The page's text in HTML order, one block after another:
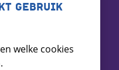
GEBRUIK
welke cookies